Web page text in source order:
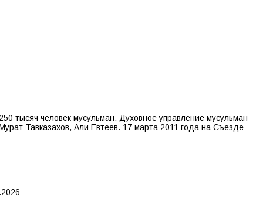
тысяч человек мусульман. Духовное управление мусульман
Тавказахов, Али Евтеев. 17 марта 2011 года на Съезде